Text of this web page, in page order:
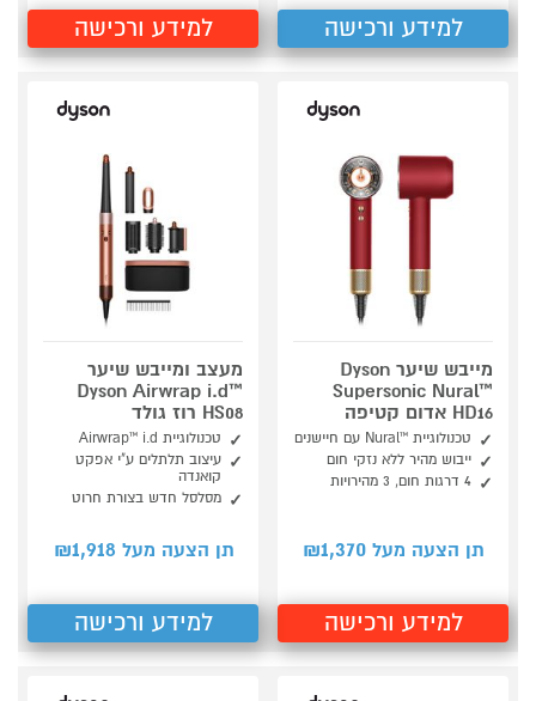
למידע ורכישה למידע ורכישה
מייבש שיער Dyson
Supersonic Nural™
HD16 אדום קטיפה
טכנולוגיית ™Nural עם חיישנים
ייבוש מהיר ללא נזקי חום
4 דרגות חום, 3 מהירויות
תן הצעה מעל ₪ 1,370
למידע ורכישה
מעצב ומייבש שיער
Dyson Airwrap i.d™
HS08 רוז גולד
טכנולוגיית Airwrap™ i.d
עיצוב תלתלים ע"י אפקט
קואנדה
מסלסל חדש בצורת חרוט
תן הצעה מעל ₪ 1,918
למידע ורכישה